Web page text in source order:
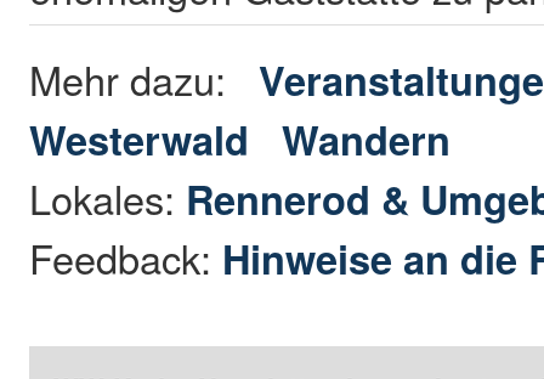
Mehr dazu:
Westerwald
Wandern
Lokales: Rennerod &
Feedback: Hinweise an die